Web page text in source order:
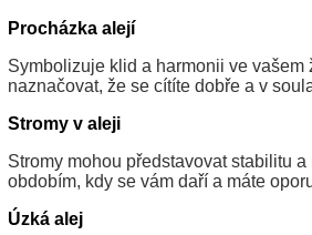
Procházka alejí
Symbolizuje klid a harmonii ve vašem
naznačovat, že se cítíte dobře a v
Stromy v aleji
Stromy mohou představovat stabilitu
obdobím, kdy se vám daří a máte
Úzká alej